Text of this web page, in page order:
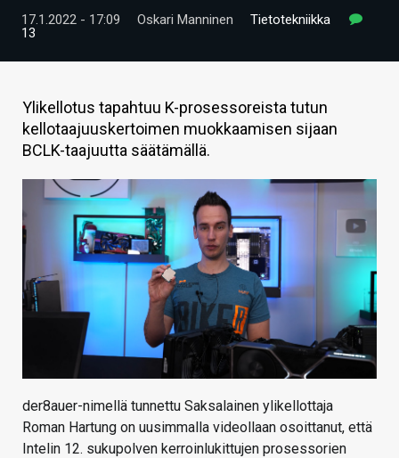
TIETOA
HINTA.FI
KAUPPA
VAIHDA TEEMA
17.1.2022 - 17:09 Oskari Manninen
Tietotekniikka
13
Ylikellotus tapahtuu K-prosessoreista tutun
kellotaajuuskertoimen muokkaamisen sijaan
BCLK-taajuutta säätämällä.
der8auer-nimellä tunnettu Saksalainen ylikellottaja
Roman Hartung on uusimmalla videollaan osoittanut, että
Intelin 12. sukupolven kerroinlukittujen prosessorien